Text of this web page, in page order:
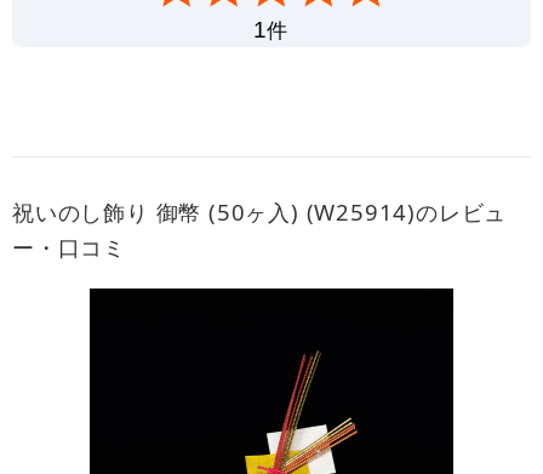
1件
祝いのし飾り 御幣 (50ヶ入) (W25914)のレビュ
ー・口コミ